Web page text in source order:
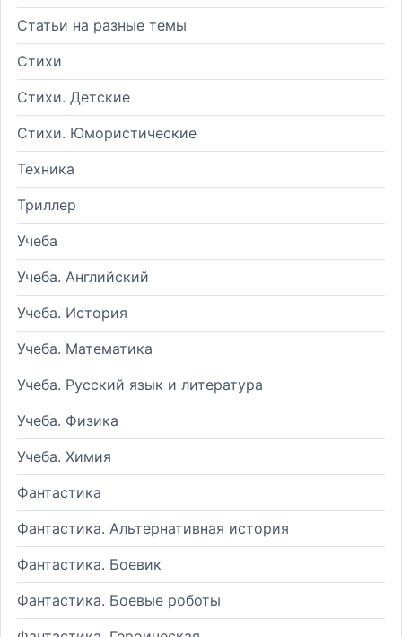
Статьи на разные темы
Стихи
Стихи. Детские
Стихи. Юмористические
Техника
Триллер
Учеба
Учеба. Английский
Учеба. История
Учеба. Математика
Учеба. Русский язык и литература
Учеба. Физика
Учеба. Химия
Фантастика
Фантастика. Альтернативная история
Фантастика. Боевик
Фантастика. Боевые роботы